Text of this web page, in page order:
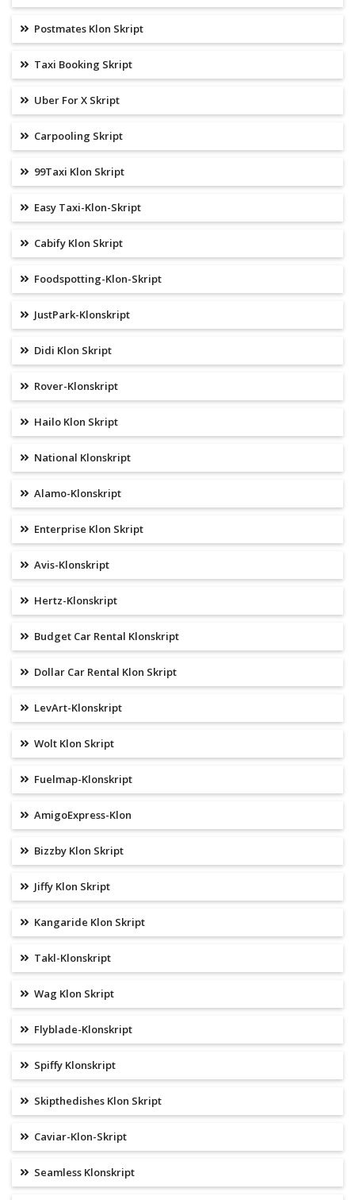
Postmates Klon Skript
Taxi Booking Skript
Uber For X Skript
Carpooling Skript
99Taxi Klon Skript
Easy Taxi-Klon-Skript
Cabify Klon Skript
Foodspotting-Klon-Skript
JustPark-Klonskript
Didi Klon Skript
Rover-Klonskript
Hailo Klon Skript
National Klonskript
Alamo-Klonskript
Enterprise Klon Skript
Avis-Klonskript
Hertz-Klonskript
Budget Car Rental Klonskript
Dollar Car Rental Klon Skript
LevArt-Klonskript
Wolt Klon Skript
Fuelmap-Klonskript
AmigoExpress-Klon
Bizzby Klon Skript
Jiffy Klon Skript
Kangaride Klon Skript
Takl-Klonskript
Wag Klon Skript
Flyblade-Klonskript
Spiffy Klonskript
Skipthedishes Klon Skript
Caviar-Klon-Skript
Seamless Klonskript